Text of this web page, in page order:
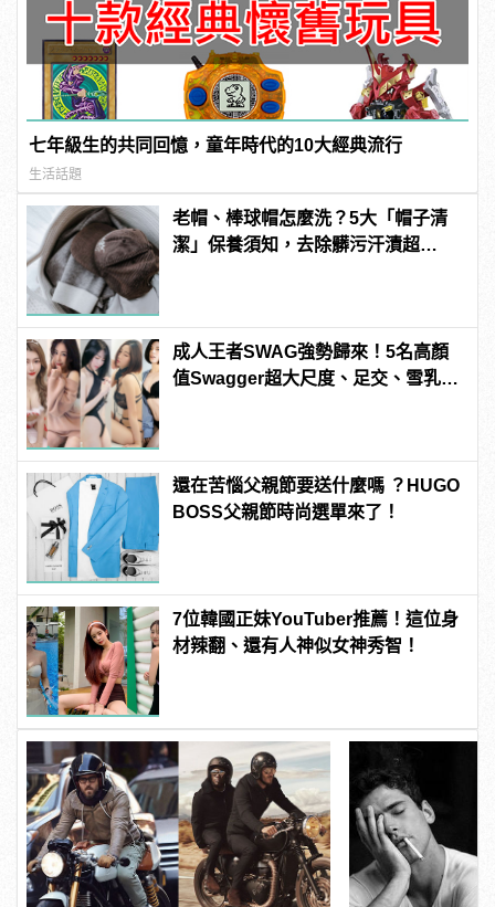
七年級生的共同回憶，童年時代的10大經典流行
生活話題
老帽、棒球帽怎麼洗？5大「帽子清
潔」保養須知，去除髒污汗漬超
成人王者SWAG強勢歸來！5名高顏
值Swagger超大尺度、足交、雪乳、
還在苦惱父親節要送什麼嗎 ？HUGO
BOSS父親節時尚選單來了！
7位韓國正妹YouTuber推薦！這位身
材辣翻、還有人神似女神秀智！